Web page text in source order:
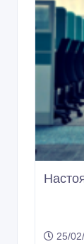
25/